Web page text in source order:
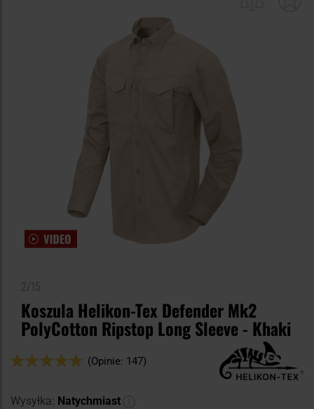
Koszula Helikon-Tex Defender Mk2
PolyCotton Ripstop Long Sleeve - Khaki
Ocena:
(Opinie: 147)
Wysyłka: Natychmiast